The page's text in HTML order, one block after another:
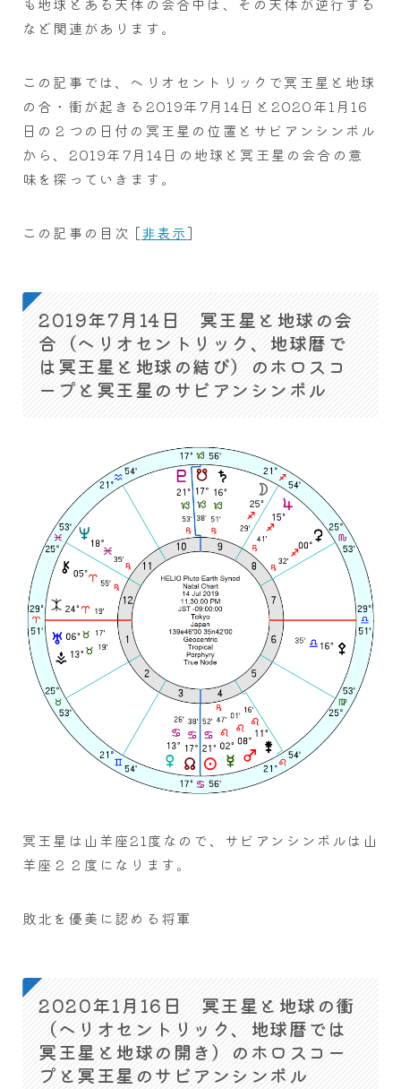
など関連があります。
この記事では、ヘリオセントリックで冥王星と地球
の合・衝が起きる2019年7月14日と2020年1月16
日の２つの日付の冥王星の位置とサビアンシンボル
から、2019年7月14日の地球と冥王星の会合の意
味を探っていきます。
この記事の目次 [非表示]
2019年7月14日 冥王星と地球の会
合（ヘリオセントリック、地球暦で
は冥王星と地球の結び）のホロスコ
ープと冥王星のサビアンシンボル
冥王星は山羊座21度なので、サビアンシンボルは山
羊座２２度になります。
敗北を優美に認める将軍
2020年1月16日 冥王星と地球の衝
（ヘリオセントリック、地球暦では
冥王星と地球の開き）のホロスコー
プと冥王星のサビアンシンボル